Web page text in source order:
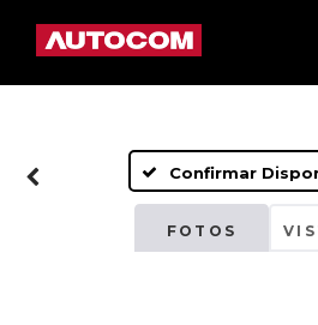
Confirmar
FOTOS
Por favor,